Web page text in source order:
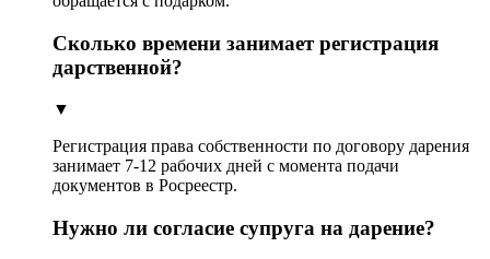
Сколько времени занимает регистрация
дарственной?
▼
Регистрация права собственности по договору дарения
занимает 7-12 рабочих дней с момента подачи
документов в Росреестр.
Нужно ли согласие супруга на дарение?